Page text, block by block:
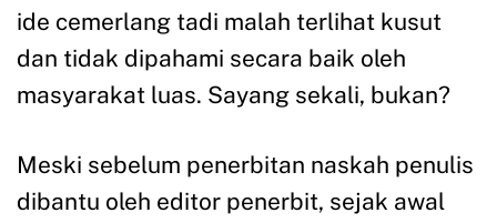
ide cemerlang tadi malah terlihat kusut
dan tidak dipahami secara baik oleh
masyarakat luas. Sayang sekali, bukan?
Meski sebelum penerbitan naskah penulis
dibantu oleh editor penerbit, sejak awal